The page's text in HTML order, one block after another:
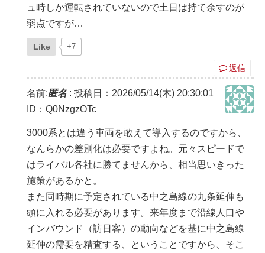
ュ時しか運転されていないので土日は持て余すのが
弱点ですが…
Like +7
返信
名前:匿名: 投稿日：2026/05/14(木) 20:30:01
ID：Q0NzgzOTc
3000系とは違う車両を敢えて導入するのですから、
なんらかの差別化は必要ですよね。元々スピードで
はライバル各社に勝てませんから、相当思いきった
施策があるかと。
また同時期に予定されている中之島線の九条延伸も
頭に入れる必要があります。来年度まで沿線人口や
インバウンド（訪日客）の動向などを基に中之島線
延伸の需要を精査する、ということですから、そこ